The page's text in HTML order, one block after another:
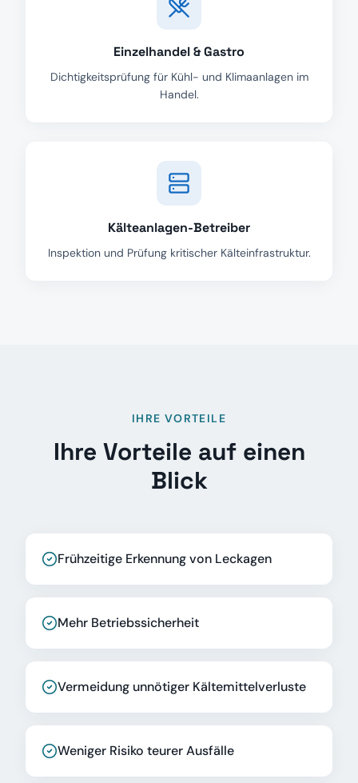
Einzelhandel & Gastro
Dichtigkeitsprüfung für Kühl- und Klimaanlagen im
Handel.
Kälteanlagen-Betreiber
Inspektion und Prüfung kritischer Kälteinfrastruktur.
IHRE VORTEILE
Ihre Vorteile auf einen
Blick
Frühzeitige Erkennung von Leckagen
Mehr Betriebssicherheit
Vermeidung unnötiger Kältemittelverluste
Weniger Risiko teurer Ausfälle